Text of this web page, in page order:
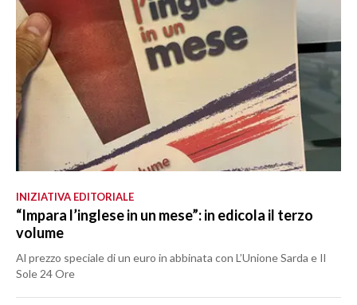
INIZIATIVA EDITORIALE
“Impara l’inglese in un mese”: in edicola il terzo
volume
Al prezzo speciale di un euro in abbinata con L’Unione Sarda e Il
Sole 24 Ore